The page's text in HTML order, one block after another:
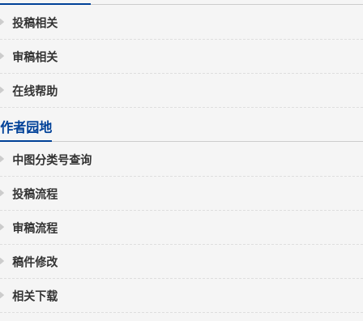
投稿相关
审稿相关
在线帮助
作者园地
中图分类号查询
投稿流程
审稿流程
稿件修改
相关下载